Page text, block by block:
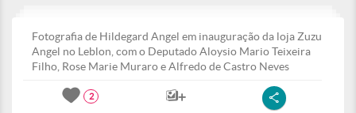
Fotografia de Hildegard Angel em inauguração da loja Zuzu
Angel no Leblon, com o Deputado Aloysio Mario Teixeira
Filho, Rose Marie Muraro e Alfredo de Castro Neves
2